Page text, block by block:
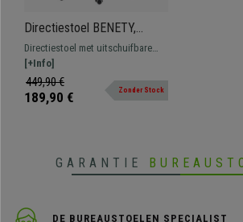
Directiestoel BENETY,
Uitschuifbare Voetensteun,
met Dikke Vulling, in Bruin
Leder
Directiestoel met uitschuifbare
voetensteun, met dikke vulling
bekleed met synthetisch leder
verkrijgbaar in verschillende
[+Info]
449,90 €
189,90 € Zonder Stock
GARANTIE
DE BUREAUSTOELEN SPECIALIST